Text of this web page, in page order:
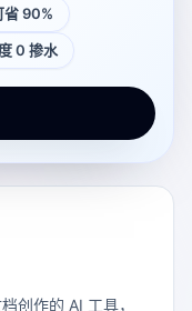
省 90%
0 掺水
创作的 AI 工具，